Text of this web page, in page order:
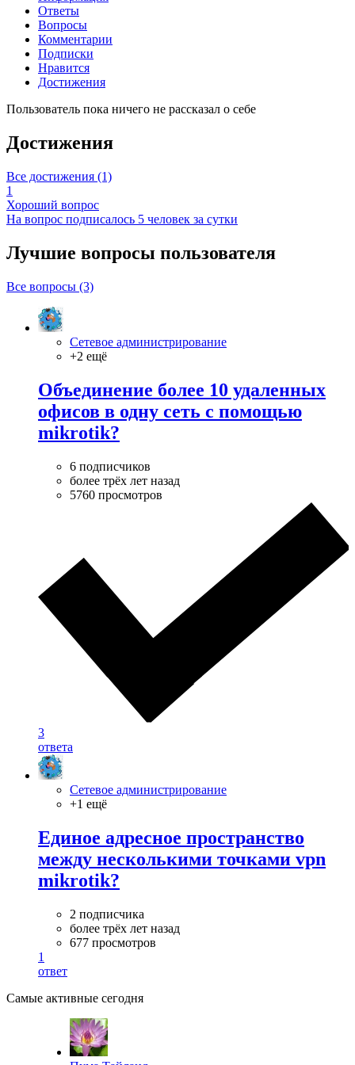
Ответы
Вопросы
Комментарии
Подписки
Нравится
Достижения
Пользователь пока ничего не рассказал о себе
Достижения
Все достижения (1)
1
Хороший вопрос
На вопрос подписалось 5 человек за сутки
Лучшие вопросы пользователя
Все вопросы (3)
Сетевое администрирование
+2 ещё
Объединение более 10 удаленных
офисов в одну сеть с помощью
mikrotik?
6 подписчиков
более трёх лет назад
5760 просмотров
3
ответа
Сетевое администрирование
+1 ещё
Единое адресное пространство
между несколькими точками vpn
mikrotik?
2 подписчика
более трёх лет назад
677 просмотров
1
ответ
Самые активные сегодня